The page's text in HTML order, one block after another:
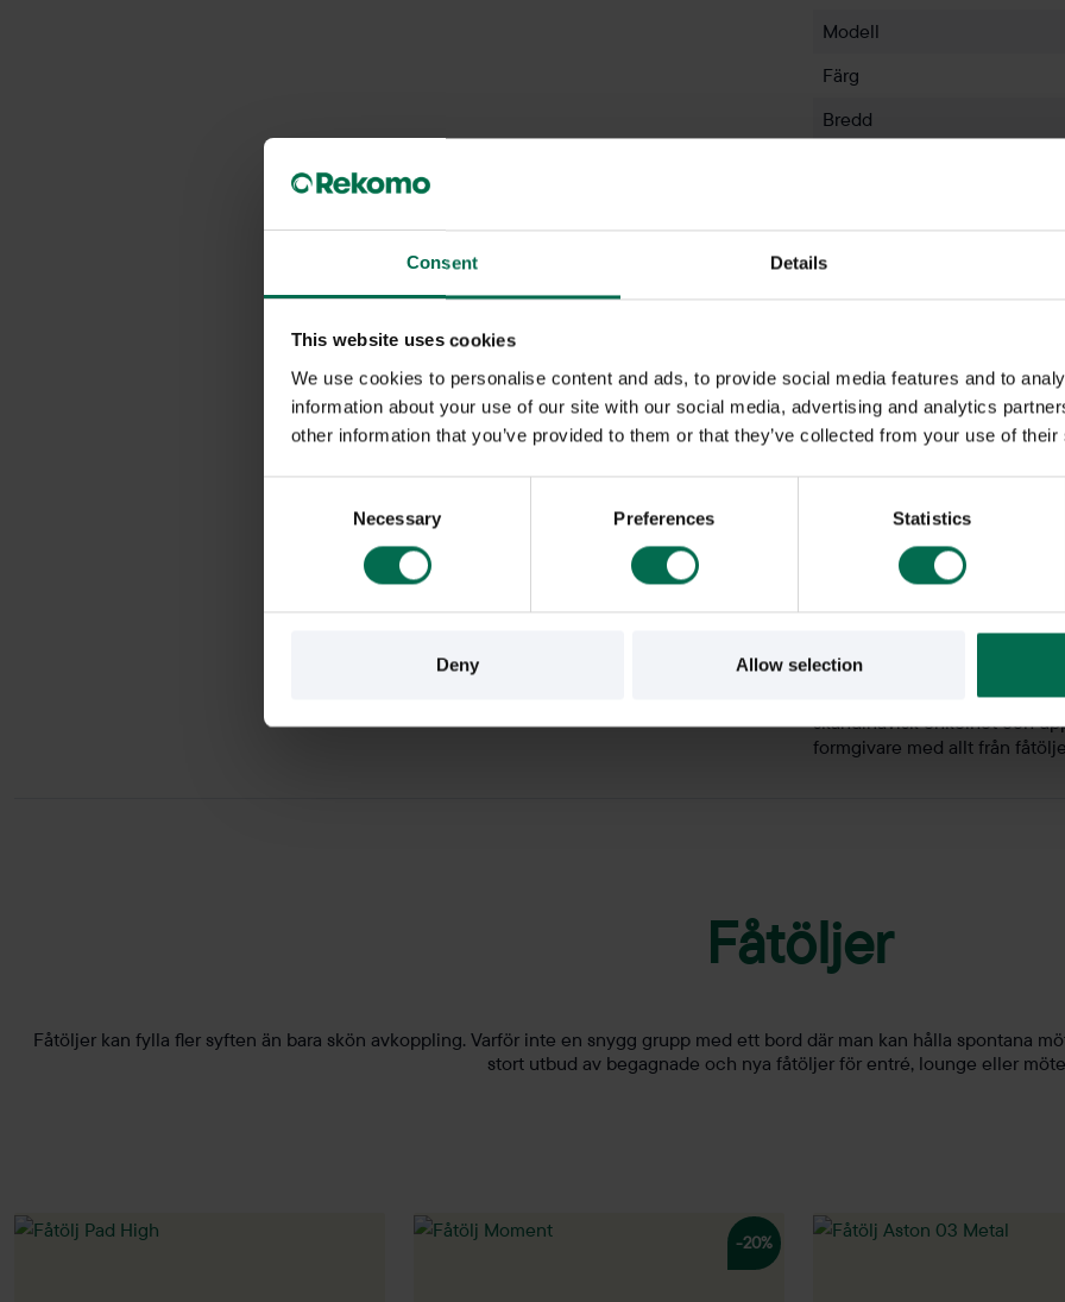
Consent Details
This website uses cookies
We use cookies to personalise content and ads, to provide social media features and to
information about your use of our site with our social media, advertising and analytics
other information that you’ve provided to them or that they’ve collected from your use of
Necessary Preferences Statistics
Deny Allow selection
Modell
Färg
Bredd
Färg - klädsel
Funktioner
Tyg
- Tygfärg
Om varumärket
Offecct grundades av Kurt
Tibro, Västra Götaland.
kreativa miljöer i offentliga
skandinavisk enkelhet och
formgivare med allt från
Fåtöljer
Fåtöljer kan fylla fler syften än bara skön avkoppling. Varför inte en snygg grupp med ett bord där man kan hålla spontana
stort utbud av begagnade och nya fåtöljer för entré, lounge eller
-20%